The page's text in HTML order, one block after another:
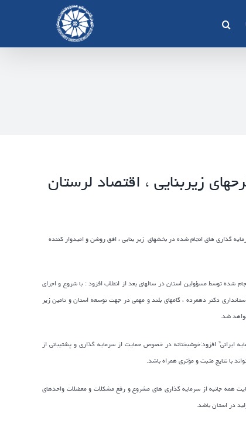
زیربنایی ، اقتصاد لرستان
گذاری های انجام شده در بخشهای زیر بنایی ، افق روشن و امیدوار کننده
شده توسط مسؤولین استان در سالهای بعد از انقلاب افزود : با شروع و اجرای
دکتر دهمرده ، گامهای بلند و مهمی در جهت توسعه استان و تامین زیر
شد.
ایرانی” افزود:خوشبختانه در خصوص حمایت از سرمایه گذاری و پشتیبانی از
با نتایج مثبت و مؤثری همراه باشد.
همه جانبه از سرمایه گذاری های مشروع و رفع مشکلات و معضلات واحدهای
در استان باشد.